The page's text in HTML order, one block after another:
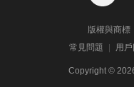
版權與商標
常見問題
用
Copyright ©